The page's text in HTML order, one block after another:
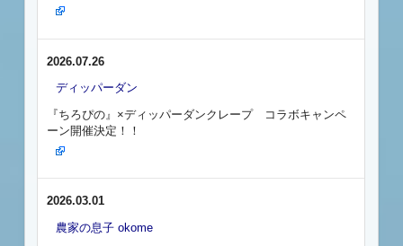
2026.07.26
ディッパーダン
『ちろぴの』×ディッパーダンクレープ コラボキャンペ
ーン開催決定！！
2026.03.01
農家の息子 okome